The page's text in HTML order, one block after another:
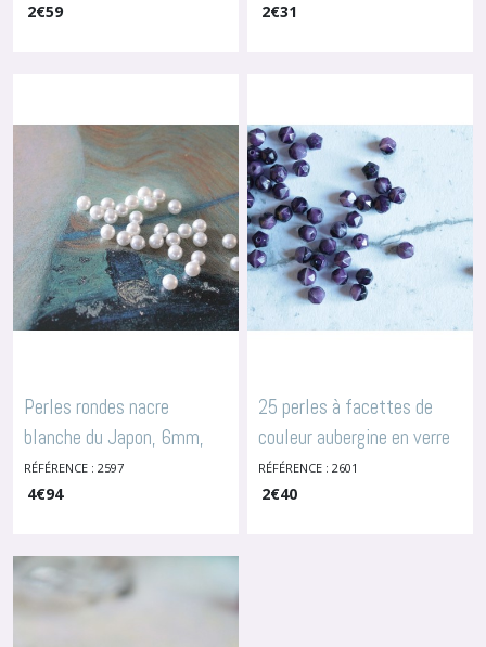
en forme de grain de riz,
2€59
plat, 8x7 mm, 2590
2€31
Perles rondes nacre
blanche du Japon, 6mm,
par 50-Perles En Céramique
Ou Verre
RÉFÉRENCE : 2597
4€94
25 perles à facettes de
couleur aubergine en verre
de diamètre 4.5 mm, 2601
-Perles En Céramique Ou Verre
RÉFÉRENCE : 2601
2€40